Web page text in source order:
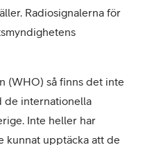
Radiosignalerna för
(WHO) så finns det inte
de internationella
Inte heller har
kunnat upptäcka att de